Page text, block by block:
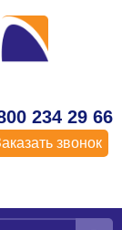
234 29 66
звонок